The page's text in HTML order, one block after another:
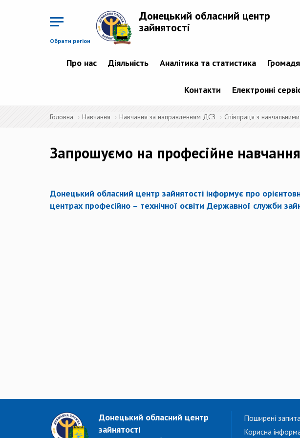
Обрати регіон
Донецький обласний центр
зайнятості
Про нас Діяльність Аналітика та статистика
Контакти Електронні
Головна Навчання Навчання за направленням ДСЗ Співпраця з
Запрошуємо на професійне навчання
Донецький обласний центр зайнятості інформує про
центрах професійно – технічної освіти Державної служби
Донецький обласний центр
зайнятості
Поширені
Корисна